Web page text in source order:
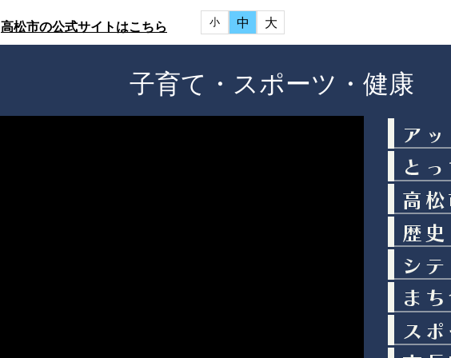
高松市の公式サイトはこちら 小 中 大
子育て・スポーツ・健康